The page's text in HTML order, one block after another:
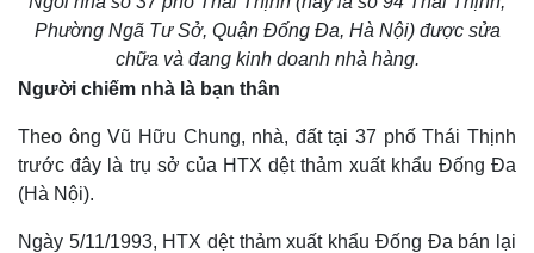
Phường Ngã Tư Sở, Quận Đống Đa, Hà Nội) được sửa
chữa và đang kinh doanh nhà hàng.
Người chiếm nhà là bạn thân
Theo ông Vũ Hữu Chung, nhà, đất tại 37 phố Thái Thịnh
trước đây là trụ sở của HTX dệt thảm xuất khẩu Đống Đa
(Hà Nội).
Ngày 5/11/1993, HTX dệt thảm xuất khẩu Đống Đa bán lại